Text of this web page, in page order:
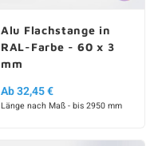
Alu Flachstange in
RAL-Farbe - 60 x 3
mm
Ab 32,45 €
Länge nach Maß - bis 2950 mm